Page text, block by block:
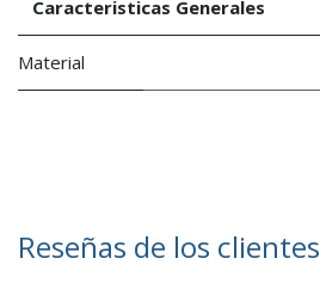
Caracteristicas Generales
Material
Reseñas de los clientes